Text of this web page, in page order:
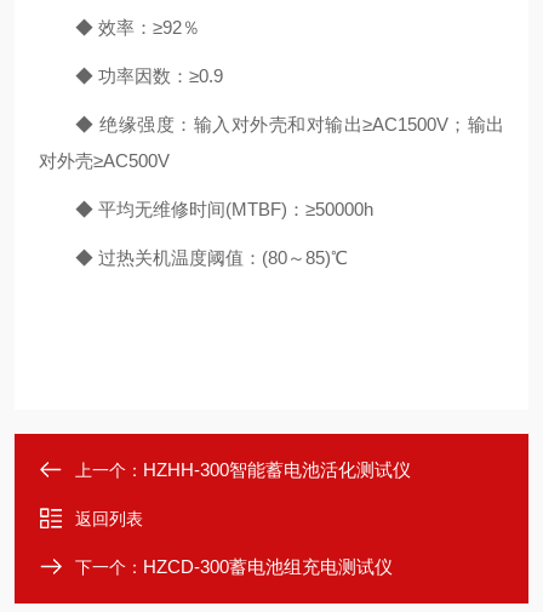
◆ 效率：≥92％
◆ 功率因数：≥0.9
◆ 绝缘强度：输入对外壳和对输出≥AC1500V；输出
对外壳≥AC500V
◆ 平均无维修时间(MTBF)：≥50000h
◆ 过热关机温度阈值：(80～85)℃
上一个： HZHH-300智能蓄电池活化测试仪
返回列表
下一个： HZCD-300蓄电池组充电测试仪